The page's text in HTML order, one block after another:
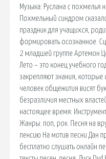
Музыка: Руслана с похмелья
Похмельный синдром
праздник для учащихся,
формировать осознанное.
2 младшей группе Артемон
Лето – это конец учебного
закрепляют знания,
человек общежития висят
безразличия местных
настоящее время:
Жанры: поп, рок. Песня на
пенсию На мотив песни Дан
бесплатно слушать онлайн